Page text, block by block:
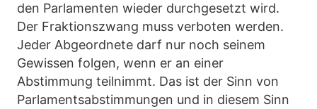
den Parlamenten wieder durchgesetzt wird.
Der Fraktionszwang muss verboten werden.
Jeder Abgeordnete darf nur noch seinem
Gewissen folgen, wenn er an einer
Abstimmung teilnimmt. Das ist der Sinn von
Parlamentsabstimmungen und in diesem Sinn